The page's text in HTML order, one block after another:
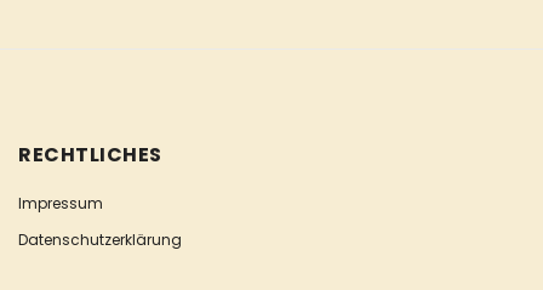
RECHTLICHES
Impressum
Datenschutzerklärung